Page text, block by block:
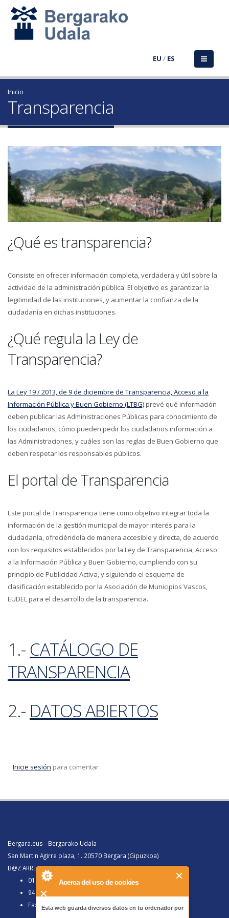
Acerca del uso de cookies
Esta web guarda diversos datos en tu ordenador por
EU / ES
Inicio
Transparencia
¿Qué es transparencia?
Consiste en ofrecer información completa, verdadera y útil sobre la
actividad de la administración pública. El objetivo es garantizar la
legitimidad de las instituciones, y aumentar la confianza de la
ciudadanía en dichas instituciones.
¿Qué regula la Ley de
Transparencia?
La Ley 19 / 2013, de 9 de diciembre de Transparencia, Acceso a la
Información Pública y Buen Gobierno (LTBG)prevé qué información
deben publicar las Administraciones Públicas para conocimiento de
los ciudadanos, cómo pueden pedir los ciudadanos información a
las Administraciones, y cuáles son las reglas de Buen Gobierno que
deben respetar los responsables públicos.
El portal de Transparencia
Este portal de Transparencia tiene como objetivo integrar toda la
información de la gestión municipal de mayor interés para la
ciudadanía, ofreciéndola de manera accesible y directa, de acuerdo
con los requisitos establecidos por la Ley de Transparencia, Acceso
a la Información Pública y Buen Gobierno, cumpliendo con su
principio de Publicidad Activa, y siguiendo el esquema de
clasificación establecido por la Asociación de Municipios Vascos,
EUDEL para el desarrollo de la transparencia.
1.- CATÁLOGO DE
TRANSPARENCIA
2.- DATOS ABIERTOS
Inicie sesión para comentar
Bergara.eus - Bergarako Udala
San Martin Agirre plaza, 1. 20570 Bergara (Gipuzkoa)
B@Z ARRETA ZERBITZUA:
010, Bergaratik deituz gero
943 77 91 00, Bergaraz kanpotik deituz gero
Faxa 943 77 91 63